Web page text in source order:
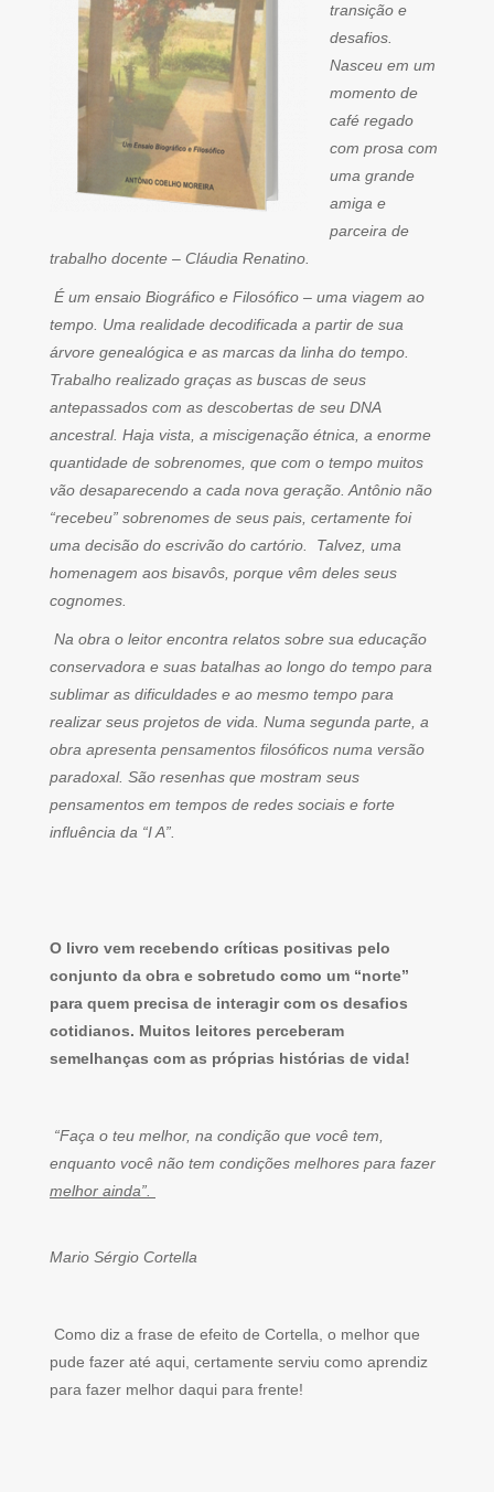
transição e
desafios.
Nasceu em um
momento de
café regado
com prosa com
uma grande
amiga e
parceira de
trabalho docente – Cláudia Renatino.
É um ensaio Biográfico e Filosófico – uma viagem ao
tempo. Uma realidade decodificada a partir de sua
árvore genealógica e as marcas da linha do tempo.
Trabalho realizado graças as buscas de seus
antepassados com as descobertas de seu DNA
ancestral. Haja vista, a miscigenação étnica, a enorme
quantidade de sobrenomes, que com o tempo muitos
vão desaparecendo a cada nova geração. Antônio não
“recebeu” sobrenomes de seus pais, certamente foi
uma decisão do escrivão do cartório. Talvez, uma
homenagem aos bisavôs, porque vêm deles seus
cognomes.
Na obra o leitor encontra relatos sobre sua educação
conservadora e suas batalhas ao longo do tempo para
sublimar as dificuldades e ao mesmo tempo para
realizar seus projetos de vida. Numa segunda parte, a
obra apresenta pensamentos filosóficos numa versão
paradoxal. São resenhas que mostram seus
pensamentos em tempos de redes sociais e forte
influência da “I A”.
O livro vem recebendo críticas positivas pelo
conjunto da obra e sobretudo como um “norte”
para quem precisa de interagir com os desafios
cotidianos. Muitos leitores perceberam
semelhanças com as próprias histórias de vida!
“Faça o teu melhor, na condição que você tem,
enquanto você não tem condições melhores para fazer
melhor ainda”.
Mario Sérgio Cortella
Como diz a frase de efeito de Cortella, o melhor que
pude fazer até aqui, certamente serviu como aprendiz
para fazer melhor daqui para frente!